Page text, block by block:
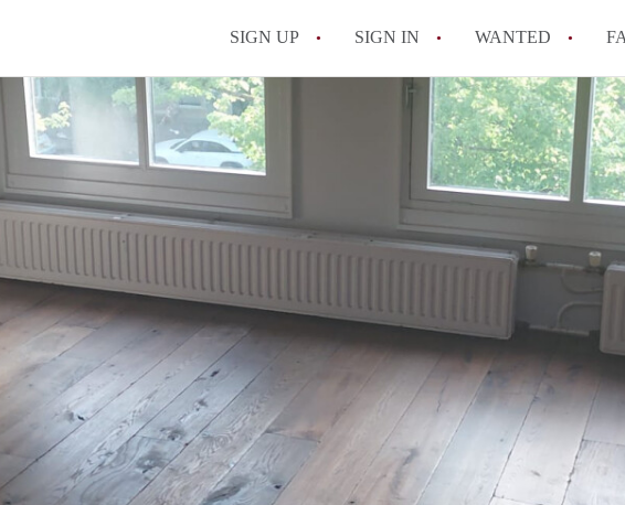
SIGN UP SIGN IN WANTED
All FAQs